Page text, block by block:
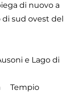
di nuovo a
sud ovest del
e Lago di
Tempio